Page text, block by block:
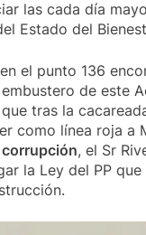
las cada día
Estado del
el punto 136
de este
tras la
como línea roja a
, el Sr
la Ley del PP